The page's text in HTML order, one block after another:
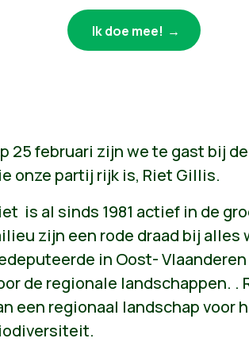
Ik doe mee!
25 februari zijn we te gast bij
onze partij rijk is, Riet Gillis.
is al sinds 1981 actief in de
zijn een rode draad bij alles
in Oost-
de regionale landschappen.
een regionaal landschap voor